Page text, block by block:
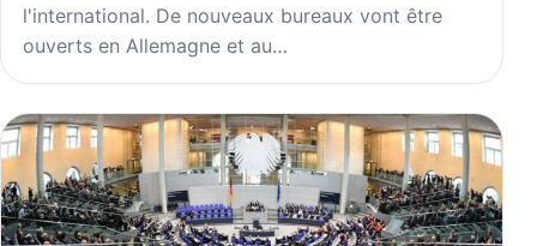
l'international. De nouveaux bureaux vont être
ouverts en Allemagne et au…